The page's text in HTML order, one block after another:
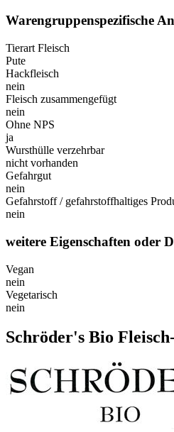
Warengruppenspezifische
Tierart Fleisch
Pute
Hackfleisch
nein
Fleisch zusammengefügt
nein
Ohne NPS
ja
Wursthülle verzehrbar
nicht vorhanden
Gefahrgut
nein
Gefahrstoff / gefahrstoffhaltiges
nein
weitere Eigenschaften oder
Vegan
nein
Vegetarisch
nein
Schröder's Bio